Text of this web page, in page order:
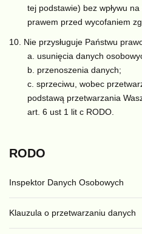
tej podstawie) bez wpływu
prawem przed wycofaniem
Nie przysługuje Państwu
usunięcia danych
przenoszenia danych;
sprzeciwu, wobec
podstawą przetwarzania
art. 6 ust 1 lit c RODO.
RODO
Inspektor Danych Osobowych
Klauzula o przetwarzaniu danych